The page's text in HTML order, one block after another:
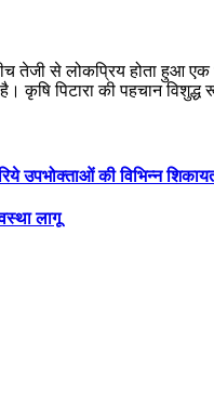
तेजी से लोकप्रिय होता
कृषि पिटारा की पहचान
उपभोक्ताओं की विभिन्न
लागू